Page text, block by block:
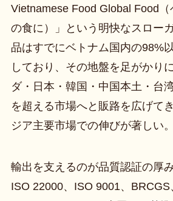
Vietnamese Food Global Food
の食に）」という明快なスロー
品はすでにベトナム国内の98%
しており、その地盤を足がかり
ダ・日本・韓国・中国本土・台
を超える市場へと販路を広げて
ジア主要市場での伸びが著しい。
輸出を支えるのが品質認証の厚
ISO 22000、ISO 9001、BRCGS